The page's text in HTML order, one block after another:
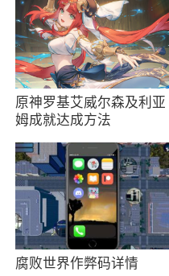
欢迎来使用吧
2、荣耀商城APP
官方运营商城。该软
平板、笔记本电脑、
场景的智能产品，可
官方品牌资讯，让你
3、荣耀商城是一
用户提供海量的荣耀
可以很方便的进行浏
里自由挑选，非常的
原神罗基艾威尔森及利亚
姆成就达成方法
腐败世界作弊码详情